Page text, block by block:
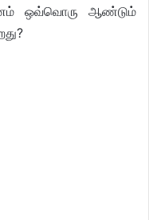
ஒவ்வொரு ஆண்டும்